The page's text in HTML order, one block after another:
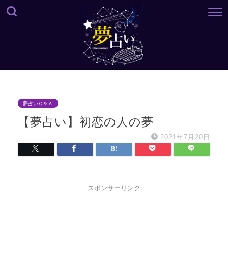
夢占いＱ＆Ａ
【夢占い】初恋の人の夢
2021年7月20日
スポンサーリンク